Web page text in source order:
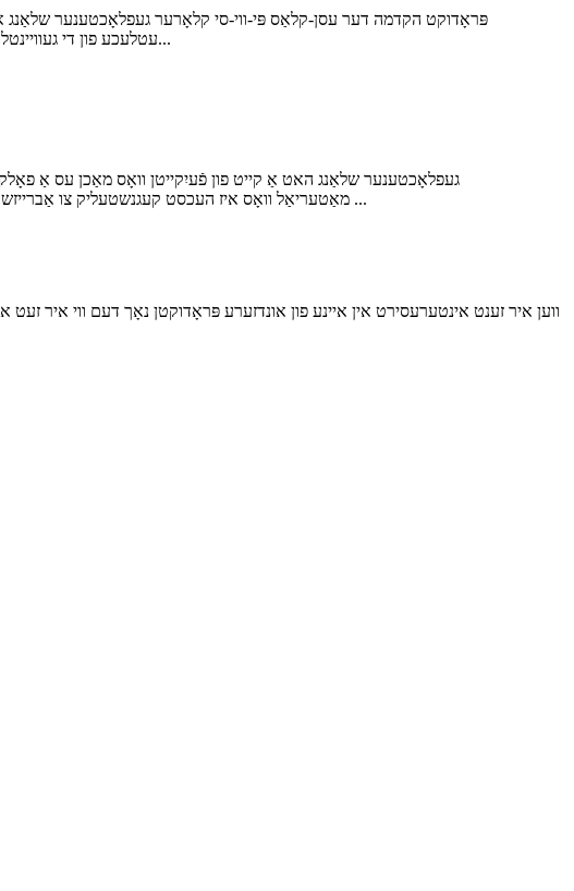
פּראָדוקט הקדמה דער עסן-קלאַס פּי-ווי-סי קלאָרער געפלאָכטענער שלאַנג
עטלעכע פון ​​די געוויינטלעכע אַפּליקאַציעס פון דעם שלאַנג אַרייַננעמען: 1. עסן און געטראַנק דיספּענסינג 2. מילכיק און מילך פּראַסעסינג 3. פלייש פּר...
אַברייזשאַן קעגנשטעל: קלאָרער PVC געפלאָכטענער שלאַנג איז געמאכט פון אַ הויך-קוואַליטעט PVC מאַטעריאַל וואָס איז העכסט קעגנשטעליק צו אַברייזשאַן, מאכן עס ידעאַל ...
ווען איר זענט אינטערעסירט אין איינע פון ​​אונדזערע פּראָדוקטן נאָך דעם ווי איר